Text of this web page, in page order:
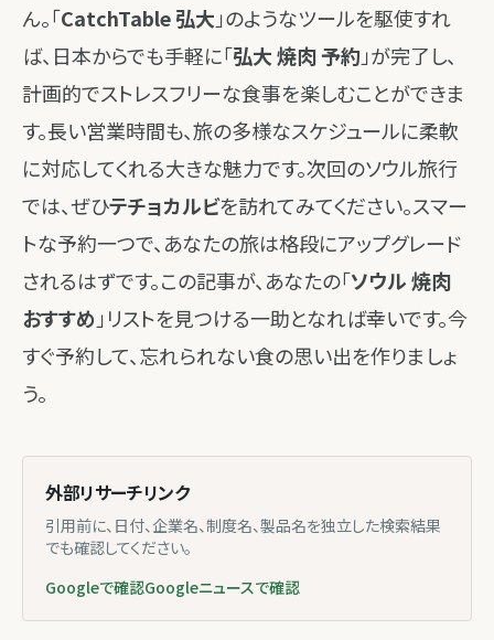
ん。「CatchTable 弘大 」のようなツールを駆使すれ
ば、日本からでも手軽に「弘大 焼肉 予約」が完了し、
計画的でストレスフリーな食事を楽しむことができま
す。長い営業時間も、旅の多様なスケジュールに柔軟
に対応してくれる大きな魅力です。次回のソウル旅行
では、ぜひテチョカルビを訪れてみてください。スマー
トな予約一つで、あなたの旅は格段にアップグレード
されるはずです。この記事が、あなたの「ソウル 焼肉
おすすめ 」リストを見つける一助となれば幸いです。今
すぐ予約して、忘れられない食の思い出を作りましょ
う。
外部リサーチリンク
引用前に、日付、企業名、制度名、製品名を独立した検索結果
でも確認してください。
Googleで確認Googleニュースで確認